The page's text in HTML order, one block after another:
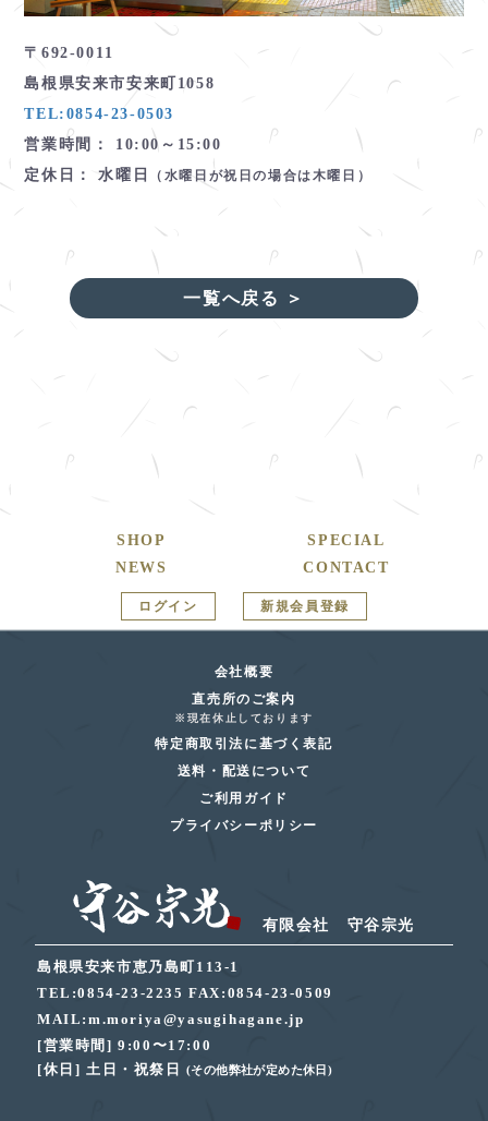
〒692-0011
島根県安来市安来町1058
TEL:0854-23-0503
営業時間： 10:00～15:00
定休日： 水曜日
（水曜日が祝日の場合は木曜日）
一覧へ戻る ＞
SHOP
SPECIAL
NEWS
CONTACT
ログイン 新規会員登録
会社概要
直売所のご案内
※現在休止しております
特定商取引法に基づく表記
送料・配送について
ご利用ガイド
プライバシーポリシー
有限会社 守谷宗光
島根県安来市恵乃島町113-1
TEL:0854-23-2235 FAX:0854-23-0509
MAIL:m.moriya@yasugihagane.jp
[営業時間] 9:00〜17:00
[休日] 土日・祝祭日
(その他弊社が定めた休日)